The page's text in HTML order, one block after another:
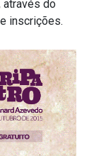
através do
inscrições.